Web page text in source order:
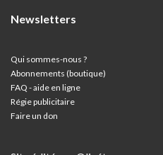
Newsletters
Qui sommes-nous ?
Abonnements (boutique)
FAQ - aide en ligne
Régie publicitaire
Faire un don